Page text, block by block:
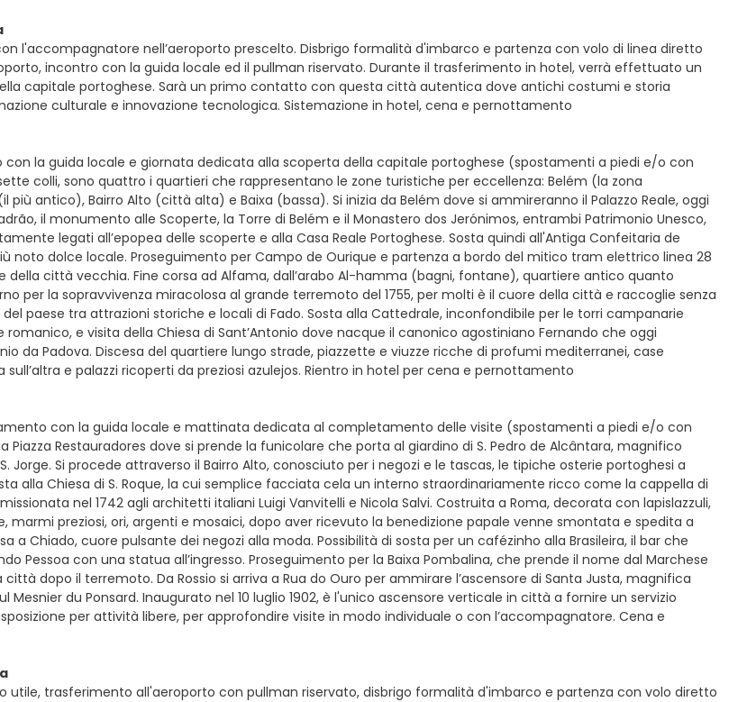
l'accompagnatore nell’aeroporto prescelto. Disbrigo formalità d'imbarco e partenza con volo di linea diretto
incontro con la guida locale ed il pullman riservato. Durante il trasferimento in hotel, verrà effettuato un
capitale portoghese. Sarà un primo contatto con questa città autentica dove antichi costumi e storia
culturale e innovazione tecnologica. Sistemazione in hotel, cena e pernottamento
con la guida locale e giornata dedicata alla scoperta della capitale portoghese (spostamenti a piedi e/o con
colli, sono quattro i quartieri che rappresentano le zone turistiche per eccellenza: Belém (la zona
antico), Bairro Alto (città alta) e Baixa (bassa). Si inizia da Belém dove si ammireranno il Palazzo Reale, oggi
il monumento alle Scoperte, la Torre di Belém e il Monastero dos Jerónimos, entrambi Patrimonio Unesco,
legati all’epopea delle scoperte e alla Casa Reale Portoghese. Sosta quindi all'Antiga Confeitaria de
noto dolce locale. Proseguimento per Campo de Ourique e partenza a bordo del mitico tram elettrico linea 28
della città vecchia. Fine corsa ad Alfama, dall’arabo Al-hamma (bagni, fontane), quartiere antico quanto
per la sopravvivenza miracolosa al grande terremoto del 1755, per molti è il cuore della città e raccoglie senza
paese tra attrazioni storiche e locali di Fado. Sosta alla Cattedrale, inconfondibile per le torri campanarie
romanico, e visita della Chiesa di Sant’Antonio dove nacque il canonico agostiniano Fernando che oggi
da Padova. Discesa del quartiere lungo strade, piazzette e viuzze ricche di profumi mediterranei, case
e palazzi ricoperti da preziosi azulejos. Rientro in hotel per cena e pernottamento
con la guida locale e mattinata dedicata al completamento delle visite (spostamenti a piedi e/o con
Piazza Restauradores dove si prende la funicolare che porta al giardino di S. Pedro de Alcântara, magnifico
Jorge. Si procede attraverso il Bairro Alto, conosciuto per i negozi e le tascas, le tipiche osterie portoghesi a
alla Chiesa di S. Roque, la cui semplice facciata cela un interno straordinariamente ricco come la cappella di
nel 1742 agli architetti italiani Luigi Vanvitelli e Nicola Salvi. Costruita a Roma, decorata con lapislazzuli,
marmi preziosi, ori, argenti e mosaici, dopo aver ricevuto la benedizione papale venne smontata e spedita a
a Chiado, cuore pulsante dei negozi alla moda. Possibilità di sosta per un cafézinho alla Brasileira, il bar che
Pessoa con una statua all’ingresso. Proseguimento per la Baixa Pombalina, che prende il nome dal Marchese
dopo il terremoto. Da Rossio si arriva a Rua do Ouro per ammirare l’ascensore di Santa Justa, magnifica
Mesnier du Ponsard. Inaugurato nel 10 luglio 1902, è l'unico ascensore verticale in città a fornire un servizio
per attività libere, per approfondire visite in modo individuale o con l’accompagnatore. Cena e
utile, trasferimento all'aeroporto con pullman riservato, disbrigo formalità d'imbarco e partenza con volo diretto